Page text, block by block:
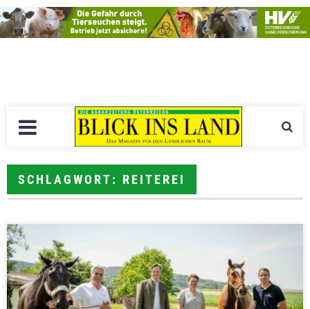
SCHLAGWORT: REITEREI